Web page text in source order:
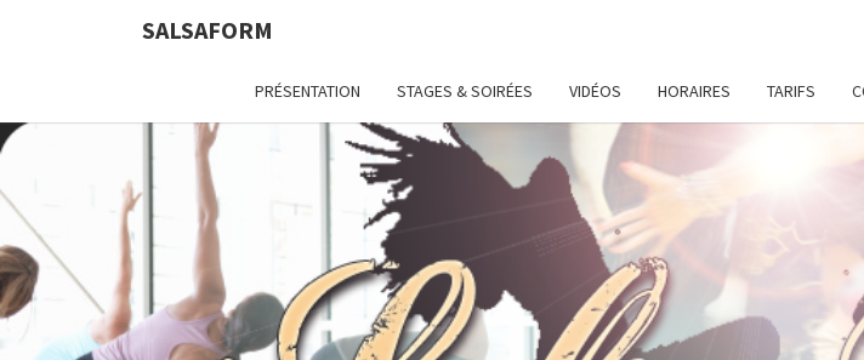
SALSAFORM
PRÉSENTATION STAGES & SOIRÉES VIDÉOS HORAIRES TARIFS